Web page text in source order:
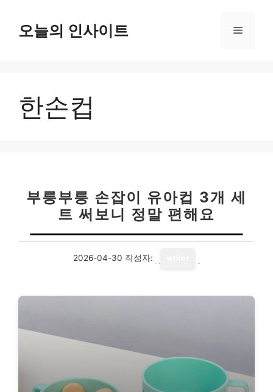
오늘의 인사이트 메
한손컵
부릉부릉 손잡이 유아컵 3개 세
트 써보니 정말 편해요
2026-04-30 작성자: